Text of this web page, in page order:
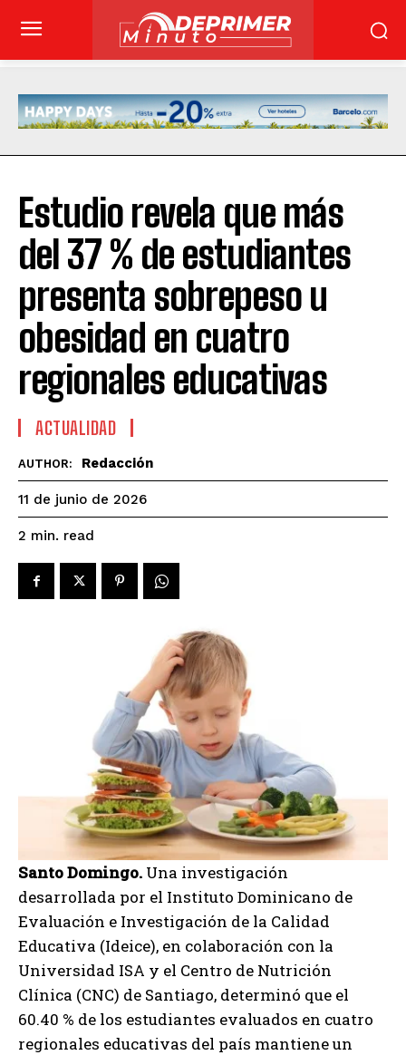
Estudio revela que más
del 37 % de estudiantes
presenta sobrepeso u
obesidad en cuatro
regionales educativas
ACTUALIDAD
AUTHOR: Redacción
11 de junio de 2026
2 min. read
Santo Domingo. Una investigación
desarrollada por el Instituto Dominicano de
Evaluación e Investigación de la Calidad
Educativa (Ideice), en colaboración con la
Universidad ISA y el Centro de Nutrición
Clínica (CNC) de Santiago, determinó que el
60.40 % de los estudiantes evaluados en cuatro
regionales educativas del país mantiene un